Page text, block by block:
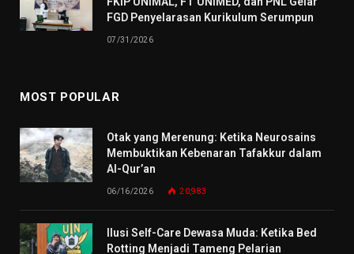
FGD Penyelarasan Kurikulum Serumpun
07/31/2026
MOST POPULAR
Otak yang Merenung: Ketika Neurosains
Membuktikan Kebenaran Tafakkur dalam
Al-Qur’an
06/16/2026 20,983
Ilusi Self-Care Dewasa Muda: Ketika Bed
Rotting Menjadi Tameng Pelarian